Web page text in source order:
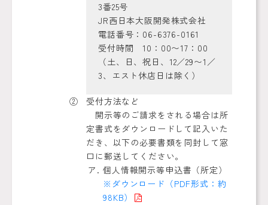
3番25号
JR西日本大阪開発株式会社
電話番号：06-6376-0161
受付時間 10：00〜17：00
（土、日、祝日、12／29〜1／
3、エスト休店日は除く）
受付方法など
開示等のご請求をされる場合は所
定書式をダウンロードして記入いた
だき、以下の必要書類を同封して窓
口に郵送してください。
個人情報開示等申込書（所定）
※ダウンロード（PDF形式：約
98KB）